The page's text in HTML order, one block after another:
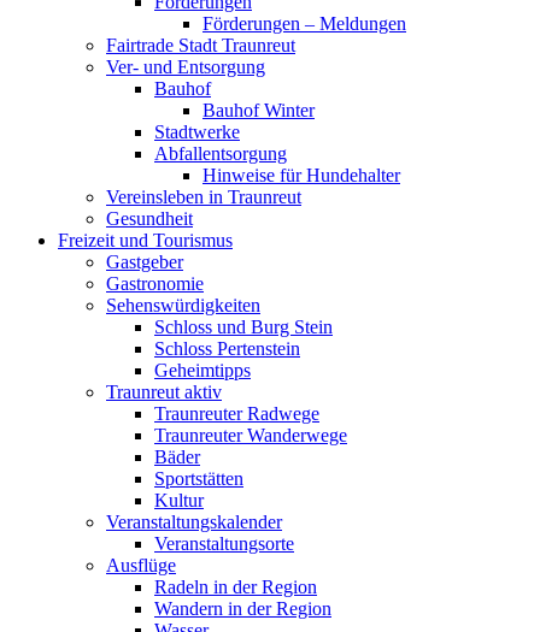
Förderungen – Meldungen
Fairtrade Stadt Traunreut
Ver- und Entsorgung
Bauhof
Bauhof Winter
Stadtwerke
Abfallentsorgung
Hinweise für Hundehalter
Vereinsleben in Traunreut
Gesundheit
Freizeit und Tourismus
Gastgeber
Gastronomie
Sehenswürdigkeiten
Schloss und Burg Stein
Schloss Pertenstein
Geheimtipps
Traunreut aktiv
Traunreuter Radwege
Traunreuter Wanderwege
Bäder
Sportstätten
Kultur
Veranstaltungskalender
Veranstaltungsorte
Ausflüge
Radeln in der Region
Wandern in der Region